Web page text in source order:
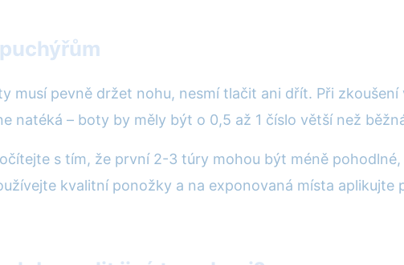
musí pevně držet nohu, nesmí tlačit ani dřít. Při
natéká – boty by měly být o 0,5 až 1 číslo větší než
s tím, že první 2-3 túry mohou být méně pohodlné,
kvalitní ponožky a na exponovaná místa aplikujte